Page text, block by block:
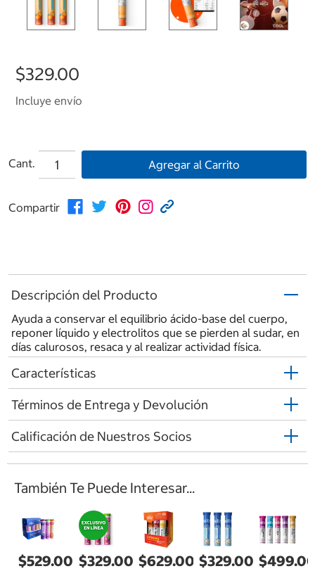
$329.00
Incluye envío
Cant. Agregar al Carrito
Compartir
Descripción del Producto
Ayuda a conservar el equilibrio ácido-base del cuerpo,
reponer líquido y electrolitos que se pierden al sudar, en
días calurosos, resaca y al realizar actividad física.
Características
Términos de Entrega y Devolución
Calificación de Nuestros Socios
También Te Puede Interesar...
$529.00 $329.00 $629.00 $329.00